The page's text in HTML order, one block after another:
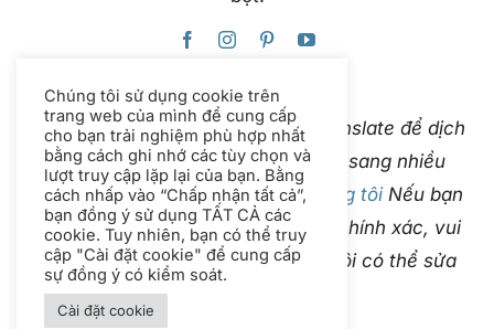
Trang web này sử dụng Google Translate để dịch
nội dung ngay lập tức và tự động sang nhiều
ngôn ngữ. Vui lòngliên hệ với chúng tôiNếu bạn
phát hiện bản dịch tự động không chính xác, vui
lòng cho chúng tôi biết để chúng tôi có thể sửa
Chúng tôi sử dụng cookie trên
trang web của mình để cung cấp
cho bạn trải nghiệm phù hợp nhất
bằng cách ghi nhớ các tùy chọn và
lượt truy cập lặp lại của bạn. Bằng
cách nhấp vào “Chấp nhận tất cả”,
bạn đồng ý sử dụng TẤT CẢ các
cookie. Tuy nhiên, bạn có thể truy
cập "Cài đặt cookie" để cung cấp
sự đồng ý có kiểm soát.
Cài đặt cookie